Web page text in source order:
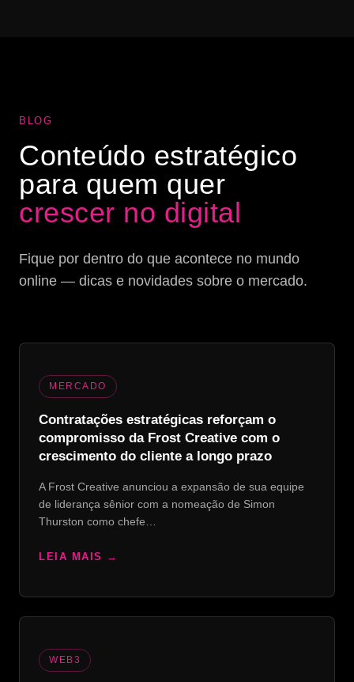
BLOG
Conteúdo estratégico
para quem quer
crescer no digital
Fique por dentro do que acontece no mundo
online — dicas e novidades sobre o mercado.
MERCADO
Contratações estratégicas reforçam o
compromisso da Frost Creative com o
crescimento do cliente a longo prazo
A Frost Creative anunciou a expansão de sua equipe
de liderança sênior com a nomeação de Simon
Thurston como chefe…
LEIA MAIS
WEB3